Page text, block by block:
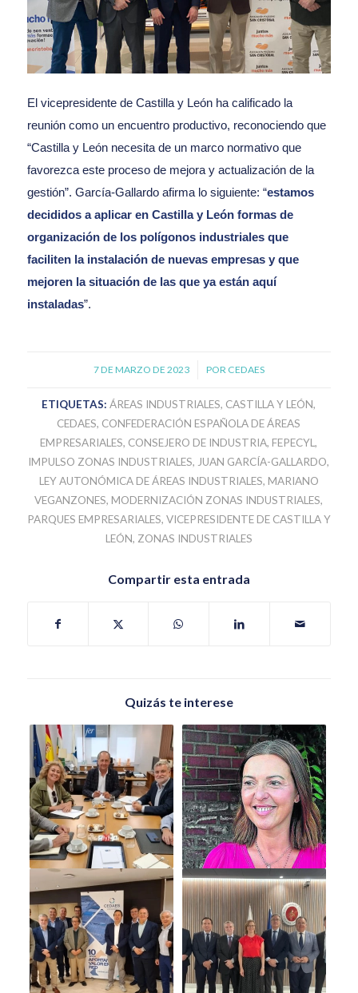
El vicepresidente de Castilla y León ha calificado la
reunión como un encuentro productivo, reconociendo que
“Castilla y León necesita de un marco normativo que
favorezca este proceso de mejora y actualización de la
gestión”. García-Gallardo afirma lo siguiente: “estamos
decididos a aplicar en Castilla y León formas de
organización de los polígonos industriales que
faciliten la instalación de nuevas empresas y que
mejoren la situación de las que ya están aquí
instaladas”.
7 DE MARZO DE 2023
/ POR CEDAES
ETIQUETAS: ÁREAS INDUSTRIALES, CASTILLA Y LEÓN,
CEDAES, CONFEDERACIÓN ESPAÑOLA DE ÁREAS
EMPRESARIALES, CONSEJERO DE INDUSTRIA, FEPECYL,
IMPULSO ZONAS INDUSTRIALES, JUAN GARCÍA-GALLARDO,
LEY AUTONÓMICA DE ÁREAS INDUSTRIALES, MARIANO
VEGANZONES, MODERNIZACIÓN ZONAS INDUSTRIALES,
PARQUES EMPRESARIALES, VICEPRESIDENTE DE CASTILLA Y
LEÓN, ZONAS INDUSTRIALES
Compartir esta entrada
Quizás te interese